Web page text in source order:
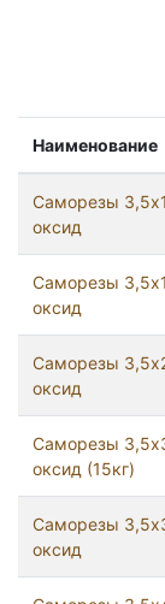
Наименование
Саморезы
оксид
Саморезы
оксид
Саморезы
оксид
Саморезы
оксид (15кг)
Саморезы
оксид